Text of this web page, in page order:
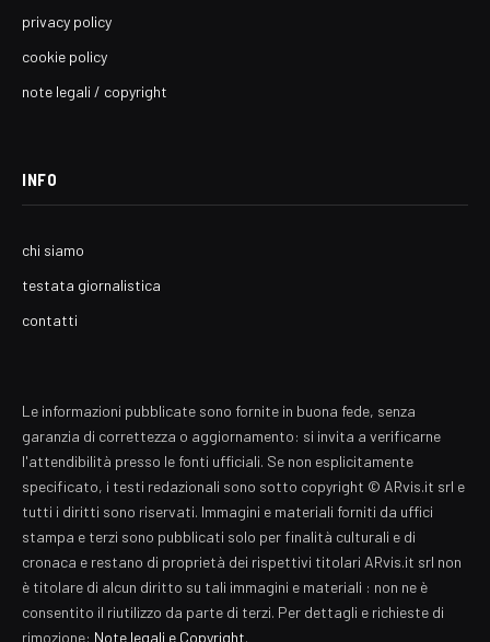
privacy policy
cookie policy
note legali / copyright
INFO
chi siamo
testata giornalistica
contatti
Le informazioni pubblicate sono fornite in buona fede, senza
garanzia di correttezza o aggiornamento: si invita a verificarne
l'attendibilità presso le fonti ufficiali. Se non esplicitamente
specificato, i testi redazionali sono sotto copyright © ARvis.it srl e
tutti i diritti sono riservati. Immagini e materiali forniti da uffici
stampa e terzi sono pubblicati solo per finalità culturali e di
cronaca e restano di proprietà dei rispettivi titolari ARvis.it srl non
è titolare di alcun diritto su tali immagini e materiali : non ne è
consentito il riutilizzo da parte di terzi. Per dettagli e richieste di
rimozione: Note legali e Copyright.